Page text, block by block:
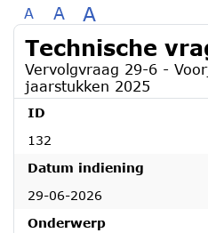
A A A
Technische
Vervolgvraag 29-6 -
jaarstukken 2025
ID
132
Datum indiening
29-06-2026
Onderwerp